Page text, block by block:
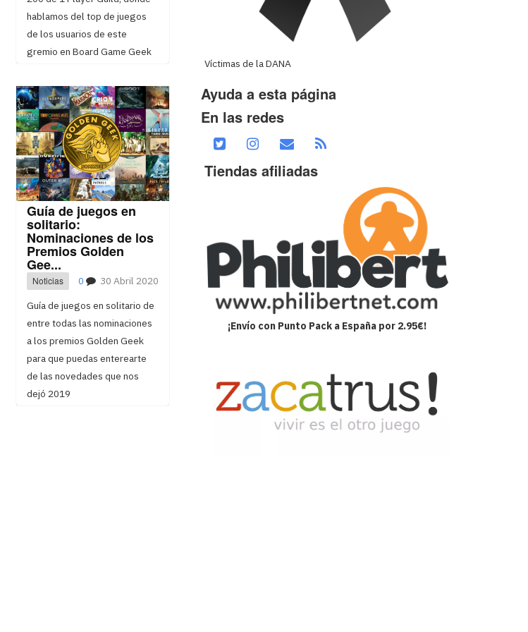
hablamos del top de juegos
de los usuarios de este
gremio en Board Game Geek
Guía de juegos en
solitario:
Nominaciones de los
Premios Golden
Gee...
Noticias 30 Abril 2020
0
Guía de juegos en solitario de
entre todas las nominaciones
a los premios Golden Geek
para que puedas enterearte
de las novedades que nos
dejó 2019
Víctimas de la DANA
Ayuda a esta página
En las redes
Tiendas afiliadas
¡Envío con Punto Pack a España por 2.95€!